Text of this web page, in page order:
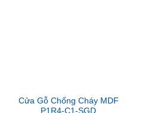
Cửa Gỗ Chống Cháy MDF
P1R4-C1-SGD